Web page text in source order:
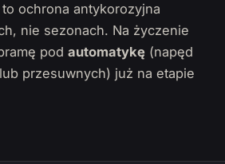
ochrona antykorozyjna
nie sezonach. Na życzenie
pod automatykę (napęd
przesuwnych) już na etapie